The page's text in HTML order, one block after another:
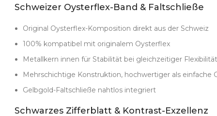
Schweizer Oysterflex-Band & Faltschließe
Original Oysterflex-Komposition direkt aus der Schweiz
100% kompatibel mit originalem Oysterflex
Metallkern innen für Stabilität bei gleichzeitiger Flexibilität
Mehrschichtige Konstruktion, hochwertiger als einfache
Gelbgold-Faltschließe nahtlos integriert
Schwarzes Zifferblatt & Kontrast-Exzellenz